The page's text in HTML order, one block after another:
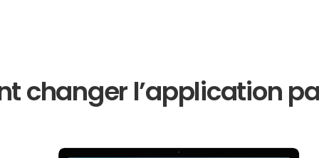
changer l’application